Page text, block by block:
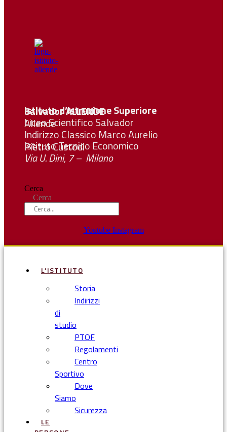
Istituto d’Istruzione Superiore SalvadorALLENDE
Liceo Scientifico Salvador Allende
Indirizzo Classico Marco Aurelio
Istituto Tecnico Economico Pietro Custodi
Via U. Dini, 7 – Milano
Cerca
Cerca
Youtube Instagram
L’ISTITUTO
Storia
Indirizzi
di
studio
PTOF
Regolamenti
Centro
Sportivo
Dove
Siamo
Sicurezza
LE